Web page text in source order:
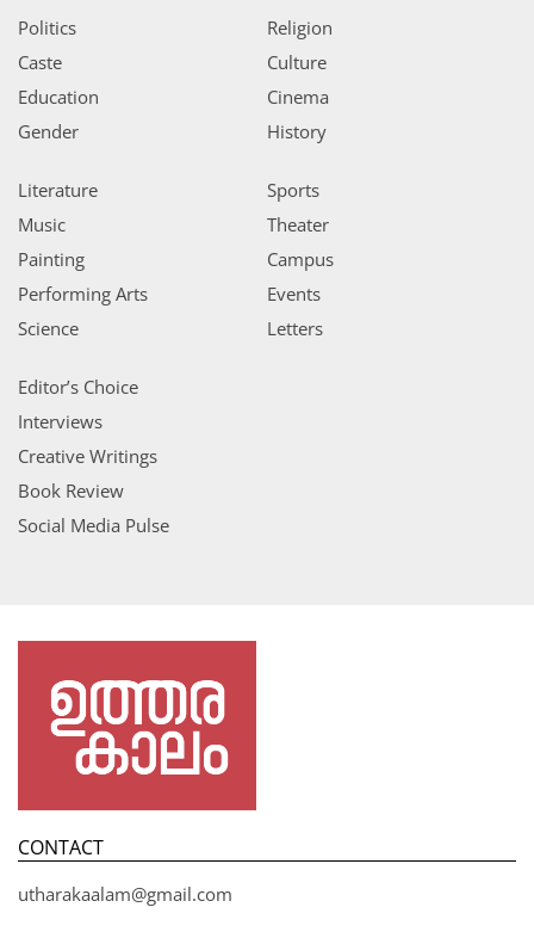
Politics
Caste
Education
Gender
Religion
Culture
Cinema
History
Literature
Music
Painting
Performing Arts
Science
Sports
Theater
Campus
Events
Letters
Editor’s Choice
Interviews
Creative Writings
Book Review
Social Media Pulse
CONTACT
utharakaalam@gmail.com